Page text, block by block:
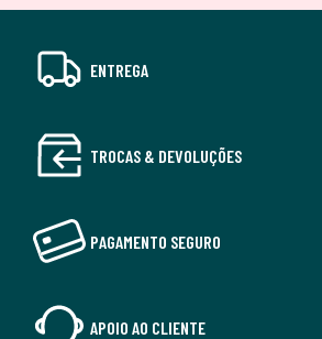
ENTREGA
TROCAS & DEVOLUÇÕES
PAGAMENTO SEGURO
APOIO AO CLIENTE